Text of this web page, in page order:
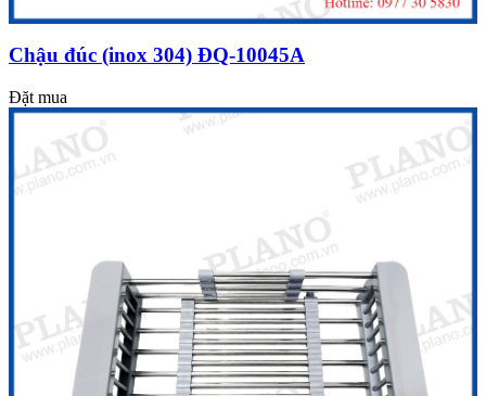
Chậu đúc (inox 304) ĐQ-10045A
Đặt mua